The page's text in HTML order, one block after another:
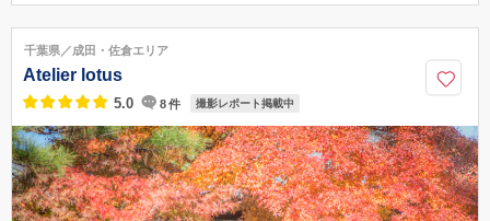
千葉県市原市五井西3-13-12
R五井駅から徒歩25分)
千葉県／成田・佐倉エリア
Atelier lotus
5.0 8件 撮影レポート掲載中